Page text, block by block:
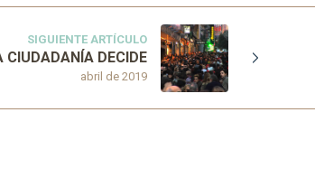
SIGUIENTE ARTÍCULO
abril de 2019
CIUDADANÍA DECIDE